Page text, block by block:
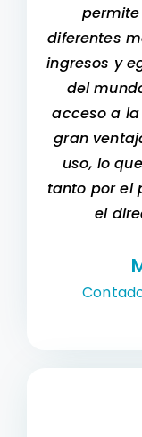
diferentes
ingresos y
del
acceso a
gran
uso, lo
tanto por el
el